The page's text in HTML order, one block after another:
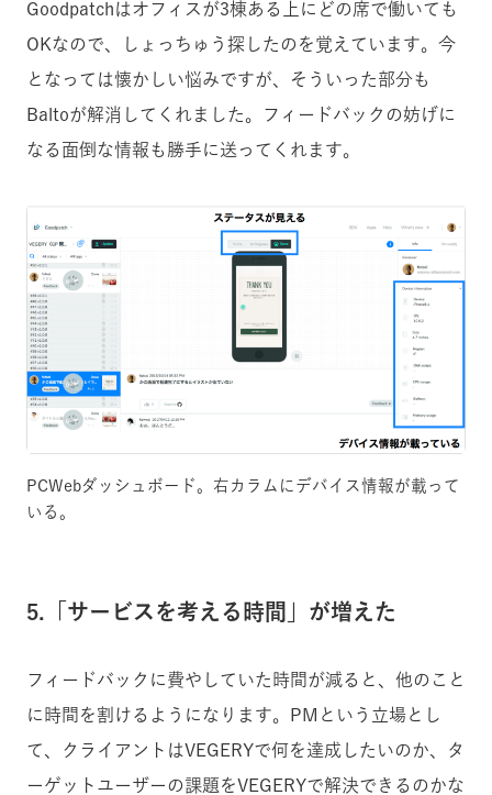
Goodpatchはオフィスが3棟ある上にどの席で働いても
OKなので、しょっちゅう探したのを覚えています。今
となっては懐かしい悩みですが、そういった部分も
Baltoが解消してくれました。フィードバックの妨げに
なる面倒な情報も勝手に送ってくれます。
PCWebダッシュボード。右カラムにデバイス情報が載って
いる。
5.「サービスを考える時間」が増えた
フィードバックに費やしていた時間が減ると、他のこと
に時間を割けるようになります。PMという立場とし
て、クライアントはVEGERYで何を達成したいのか、タ
ーゲットユーザーの課題をVEGERYで解決できるのかな